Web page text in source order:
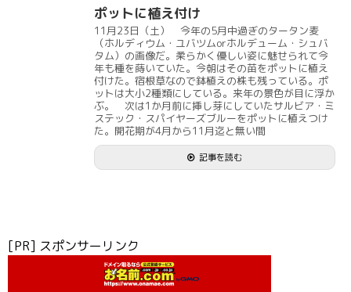
ポットに植え付け
11月23日（土） 今年の5月中過ぎのタータン麦
（ホルディウム・ユバツムorホルデューム・シュバ
タム）の画像だ。柔らかく優しい姿に魅せられて今
年も種を蒔いていた。今朝はその苗をポットに植え
付けた。宿根草なので鉢植えの株も残っている。ポ
ットは大小2種類にしている。来年の景色が目に浮か
ぶ。 次は1か月前に挿し芽にしていたサルビア・ミ
ステック・スパイヤーズブルーをポットに植えつけ
た。開花期が4月から11月迄と無い間
記事を読む
[PR] スポンサーリンク